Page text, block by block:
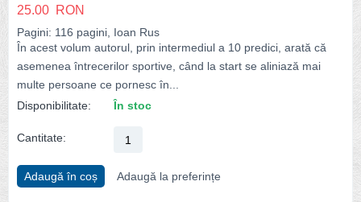
25.00 RON
Pagini: 116 pagini, Ioan Rus
În acest volum autorul, prin intermediul a 10 predici, arată că
asemenea întrecerilor sportive, când la start se aliniază mai
multe persoane ce pornesc în...
Disponibilitate:
În stoc
Cantitate:
Adaugă în coș Adaugă la preferințe